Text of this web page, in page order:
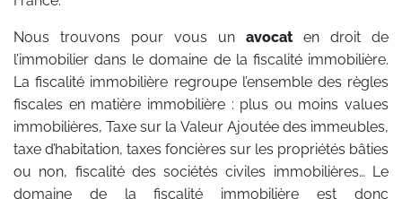
Nous trouvons pour vous un avocat en droit de
l’immobilier dans le domaine de la fiscalité immobilière.
La fiscalité immobilière regroupe l’ensemble des règles
fiscales en matière immobilière : plus ou moins values
immobilières, Taxe sur la Valeur Ajoutée des immeubles,
taxe d’habitation, taxes foncières sur les propriétés bâties
ou non, fiscalité des sociétés civiles immobilières… Le
domaine de la fiscalité immobilière est donc